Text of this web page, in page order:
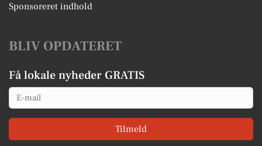
Sponsoreret indhold
BLIV OPDATERET
Få lokale nyheder GRATIS
Email
Tilmeld